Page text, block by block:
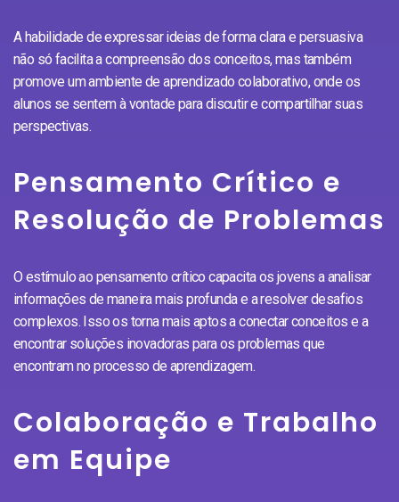
A habilidade de expressar ideias de forma clara e persuasiva
não só facilita a compreensão dos conceitos, mas também
promove um ambiente de aprendizado colaborativo, onde os
alunos se sentem à vontade para discutir e compartilhar suas
perspectivas.
Pensamento Crítico e
Resolução de Problemas
O estímulo ao pensamento crítico capacita os jovens a analisar
informações de maneira mais profunda e a resolver desafios
complexos. Isso os torna mais aptos a conectar conceitos e a
encontrar soluções inovadoras para os problemas que
encontram no processo de aprendizagem.
Colaboração e Trabalho
em Equipe